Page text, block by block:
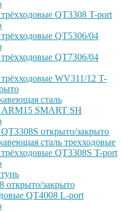
QT3308 T-port
QT5306/04
QT7306/04
WV311/12 T-
сталь
SMART SH
открыто/закрыто
сталь трехходовые
QT3308S T-port
открыто/закрыто
QT4008 L-port